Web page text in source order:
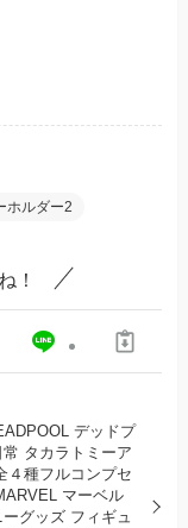
ホルダー2
！
デッドプ
常 タカラトミーア
４種フルコンプセ
マーベル
グッズ フィギュ